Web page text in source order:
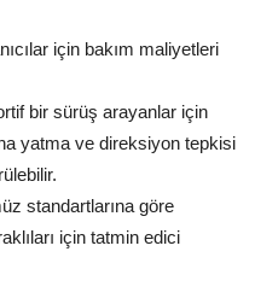
için bakım maliyetleri
bir sürüş arayanlar için
yatma ve direksiyon tepkisi
standartlarına göre
için tatmin edici